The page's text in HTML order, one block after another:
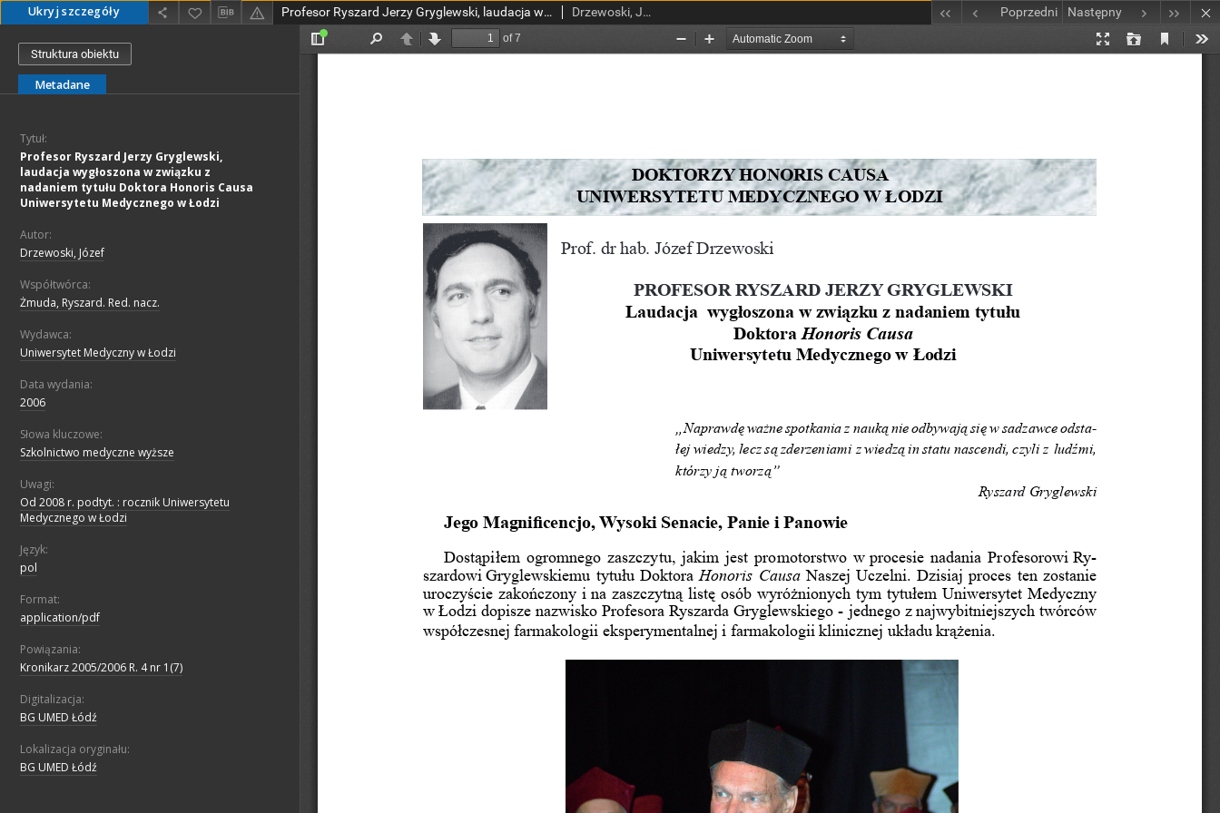
Ukryj szczegóły Profesor Ryszard Jerzy Gryglewski, laudacja wygłoszona w związku z nadaniem tytułu Doktora Honoris Causa Uniwersytetu Medycznego w Łodzi Drzewoski, Józef Poprzedni Następny
Struktura obiektu
Metadane
Tytuł:
Profesor Ryszard Jerzy Gryglewski,
laudacja wygłoszona w związku z
nadaniem tytułu Doktora Honoris Causa
Uniwersytetu Medycznego w Łodzi
Autor:
Drzewoski, Józef
Współtwórca:
Żmuda, Ryszard. Red. nacz.
Wydawca:
Uniwersytet Medyczny w Łodzi
Data wydania:
2006
Słowa kluczowe:
Szkolnictwo medyczne wyższe
Uwagi:
Od 2008 r. podtyt. : rocznik Uniwersytetu
Medycznego w Łodzi
Język:
pol
Format:
application/pdf
Powiązania:
Kronikarz 2005/2006 R. 4 nr 1(7)
Digitalizacja:
BG UMED Łódź
Lokalizacja oryginału:
BG UMED Łódź